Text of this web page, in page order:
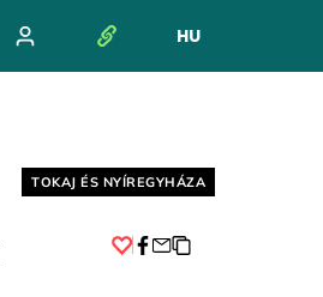
HU
NYELV
Helyszín címkék:
TOKAJ ÉS NYÍREGYHÁZA